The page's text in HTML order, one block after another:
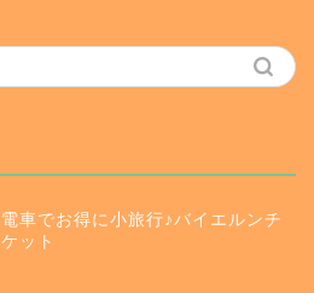
電車でお得に小旅行♪バイエルンチ
ケット